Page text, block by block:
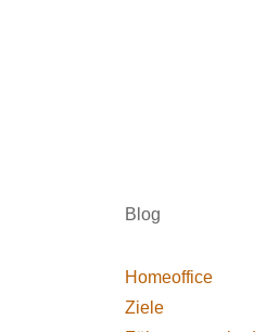
Blog
Homeoffice
Ziele